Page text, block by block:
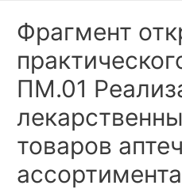
Фрагмент
ПМ.01
товаров
ассортимента